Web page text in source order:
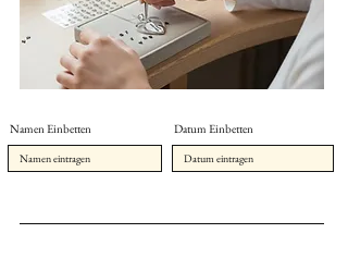
Namen Einbetten Datum Einbetten